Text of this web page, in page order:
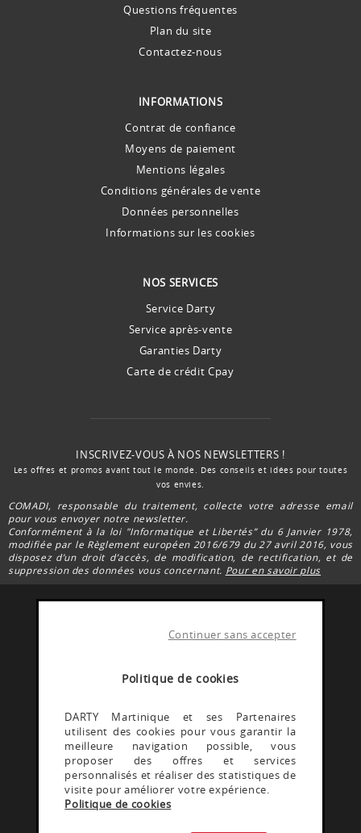
Politique de cookies
Continuer sans accepter
DARTY Martinique et ses Partenaires
utilisent des cookies pour vous garantir la
meilleure navigation possible, vous
proposer des offres et services
personnalisés et réaliser des statistiques de
visite pour améliorer votre expérience.
Politique de cookies
Questions fréquentes
Plan du site
Contactez-nous
INFORMATIONS
Contrat de confiance
Moyens de paiement
Mentions légales
Conditions générales de vente
Données personnelles
Informations sur les cookies
NOS SERVICES
Service Darty
Service après-vente
Garanties Darty
Carte de crédit Cpay
INSCRIVEZ-VOUS À NOS NEWSLETTERS !
Les offres et promos avant tout le monde. Des conseils et idées pour toutes
vos envies.
COMADI, responsable du traitement, collecte votre adresse email
pour vous envoyer notre newsletter.
Conformément à la loi "Informatique et Libertés” du 6 Janvier 1978,
modifiée par le Règlement européen 2016/679 du 27 avril 2016, vous
disposez d’un droit d’accès, de modification, de rectification, et de
suppression des données vous concernant. Pour en savoir plus
FACEBOOK DARTY
Rejoignez la communauté Darty Martinique
INSTAGRAM DARTY
Découvrez les coulisses @Dartymartinique
YOUTUBE DARTY
Rejoignez la communauté Darty martinique